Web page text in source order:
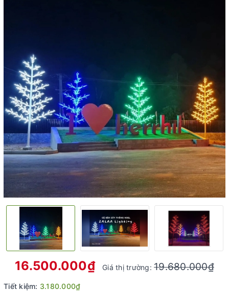
16.500.000₫ Giá thị trường:19.680.000₫
Tiết kiệm: 3.180.000₫